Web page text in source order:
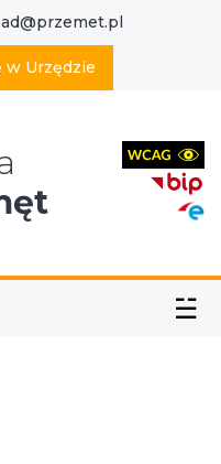
w Urzędzie
☱